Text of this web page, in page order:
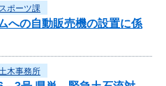
ポーツ課
への自動販売機の設置に係
木事務所